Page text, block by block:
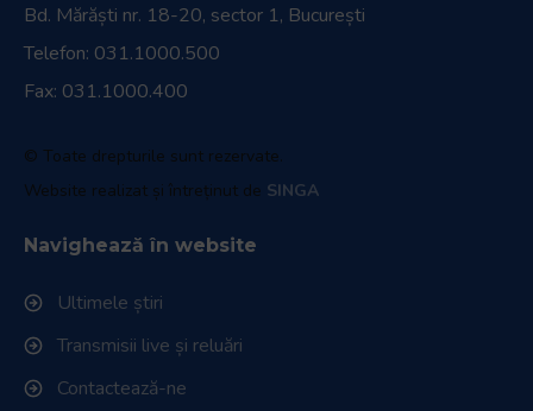
Bd. Mărăști nr. 18-20, sector 1, București
Telefon: 031.1000.500
Fax: 031.1000.400
© Toate drepturile sunt rezervate.
Website realizat și întreținut de SINGA
Navighează în website
Ultimele știri
Transmisii live și reluări
Contactează-ne